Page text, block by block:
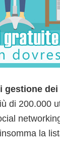
gestione
di 200.000
la